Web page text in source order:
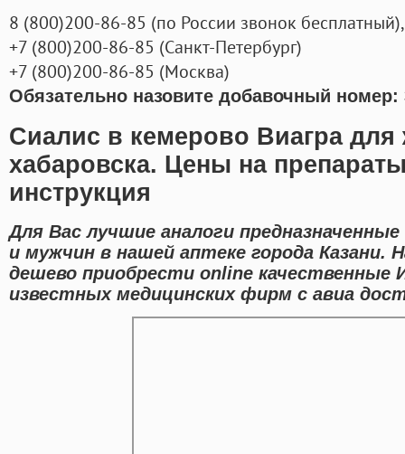
8 (800)200-86-85 (по России звонок бесплатный),
+7 (800)200-86-85 (Санкт-Петербург)
+7 (800)200-86-85 (Москва)
Обязательно назовите добавочный номер:
Сиалис в кемерово Виагра для
хабаровска. Цены на
инструкция
Для Вас лучшие аналоги
и мужчин в нашей аптеке города
дешево приобрести online качественные
известных медицинских фирм с авиа